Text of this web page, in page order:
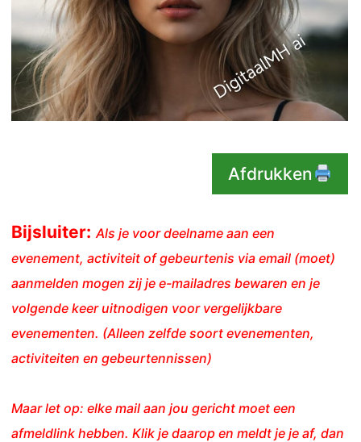
Afdrukken
Bijsluiter: Als je voor deelname aan een
evenement, activiteit of gebeurtenis via email (moet)
aanmelden mogen zij je e-mailadres bewaren en je
volgende keer uitnodigen voor vergelijkbare
evenementen. (Alleen zelfde soort evenementen,
activiteiten en gebeurtennissen)
Maar let op: elke mail aan jou gericht moet een
afmeldlink hebben. Klik je daarop en meldt je je af, dan